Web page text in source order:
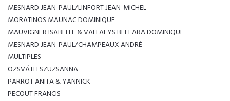
MESNARD JEAN-PAUL/LINFORT JEAN-MICHEL
MORATINOS MAUNAC DOMINIQUE
MAUVIGNER ISABELLE & VALLAEYS BEFFARA DOMINIQUE
MESNARD JEAN-PAUL/CHAMPEAUX ANDRÉ
MULTIPLES
OZSVÁTH SZUZSANNA
PARROT ANITA & YANNICK
PECOUT FRANCIS